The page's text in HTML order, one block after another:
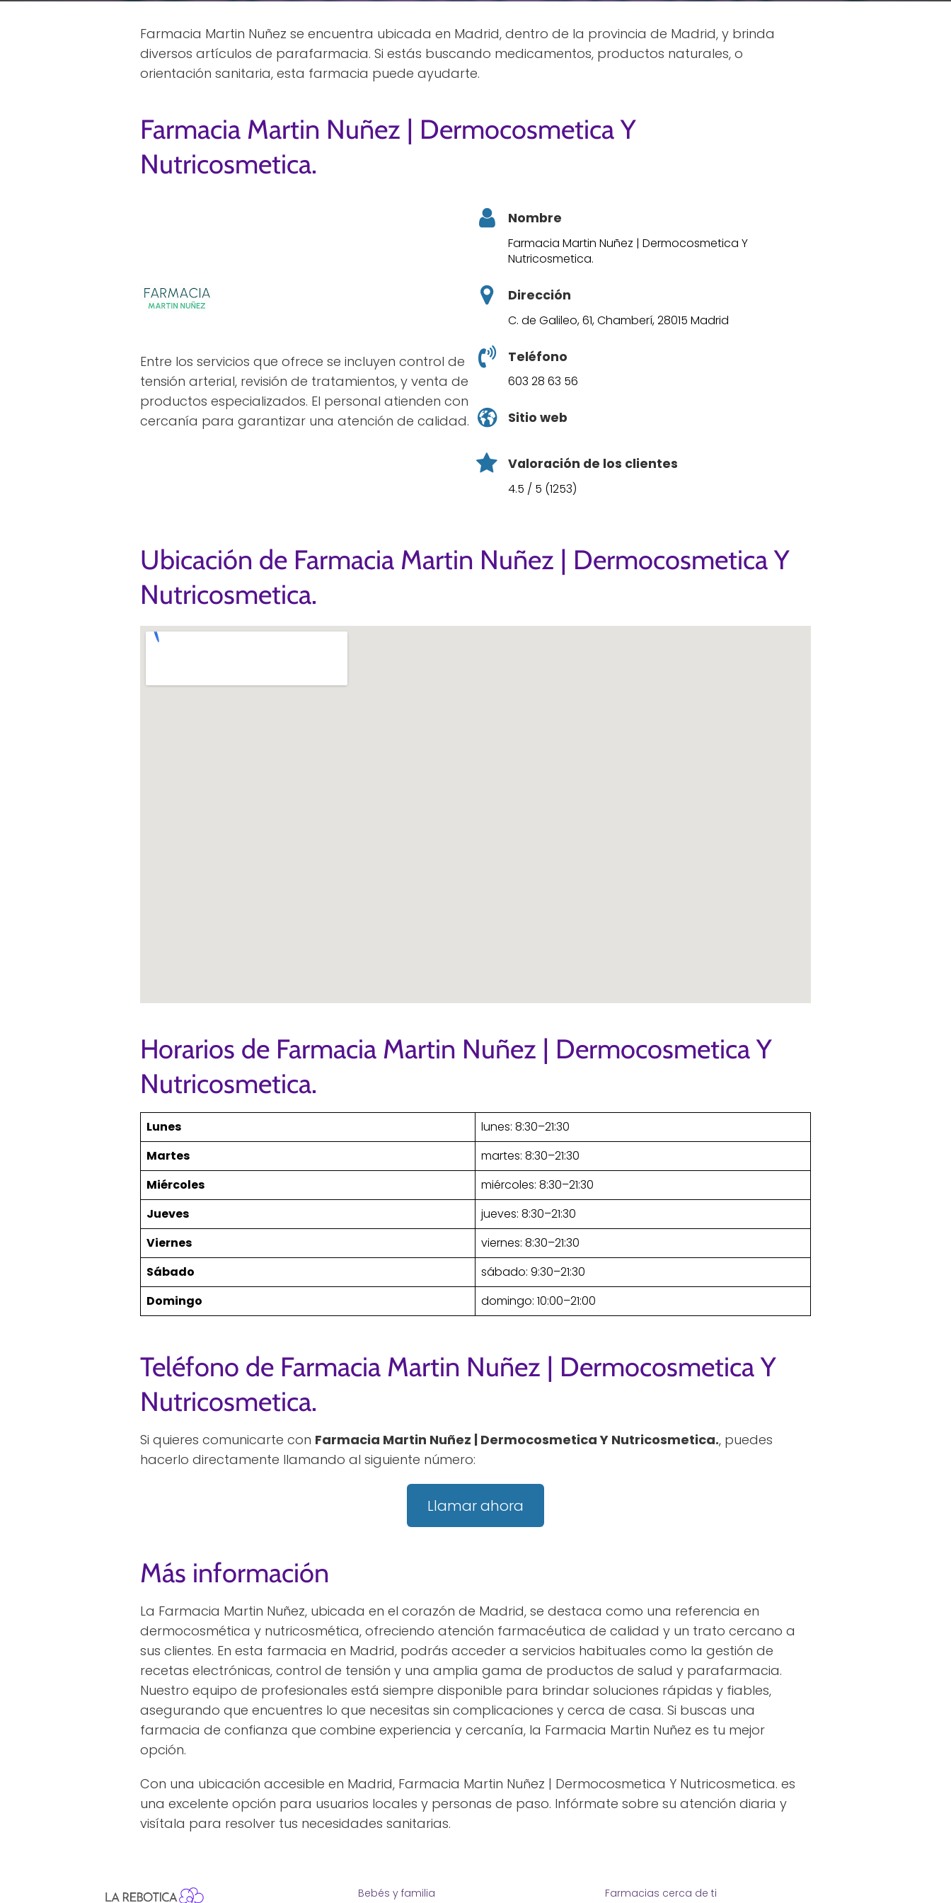
Farmacia Martin Nuñez se encuentra ubicada en Madrid, dentro de la provincia de Madrid, y brinda
diversos artículos de parafarmacia. Si estás buscando medicamentos, productos naturales, o
orientación sanitaria, esta farmacia puede ayudarte.
Farmacia Martin Nuñez | Dermocosmetica Y
Nutricosmetica.
Entre los servicios que ofrece se incluyen control de
tensión arterial, revisión de tratamientos, y venta de
productos especializados. El personal atienden con
cercanía para garantizar una atención de calidad.
Nombre
Farmacia Martin Nuñez | Dermocosmetica Y
Nutricosmetica.
Dirección
C. de Galileo, 61, Chamberí, 28015 Madrid
Teléfono
603 28 63 56
Sitio web
Valoración de los clientes
4.5 / 5 (1253)
Ubicación de Farmacia Martin Nuñez | Dermocosmetica Y
Nutricosmetica.
Horarios de Farmacia Martin Nuñez | Dermocosmetica Y
Nutricosmetica.
Lunes
lunes: 8:30–21:30
Martes
martes: 8:30–21:30
Miércoles
miércoles: 8:30–21:30
Jueves
jueves: 8:30–21:30
Viernes
viernes: 8:30–21:30
Sábado
sábado: 9:30–21:30
Domingo
domingo: 10:00–21:00
Teléfono de Farmacia Martin Nuñez | Dermocosmetica Y
Nutricosmetica.
Si quieres comunicarte con Farmacia Martin Nuñez | Dermocosmetica Y Nutricosmetica., puedes
hacerlo directamente llamando al siguiente número:
Llamar ahora
Más información
La Farmacia Martin Nuñez, ubicada en el corazón de Madrid, se destaca como una referencia en
dermocosmética y nutricosmética, ofreciendo atención farmacéutica de calidad y un trato cercano a
sus clientes. En esta farmacia en Madrid, podrás acceder a servicios habituales como la gestión de
recetas electrónicas, control de tensión y una amplia gama de productos de salud y parafarmacia.
Nuestro equipo de profesionales está siempre disponible para brindar soluciones rápidas y fiables,
asegurando que encuentres lo que necesitas sin complicaciones y cerca de casa. Si buscas una
farmacia de confianza que combine experiencia y cercanía, la Farmacia Martin Nuñez es tu mejor
opción.
Con una ubicación accesible en Madrid, Farmacia Martin Nuñez | Dermocosmetica Y Nutricosmetica. es
una excelente opción para usuarios locales y personas de paso. Infórmate sobre su atención diaria y
visítala para resolver tus necesidades sanitarias.
Bebés y familia Farmacias cerca de ti